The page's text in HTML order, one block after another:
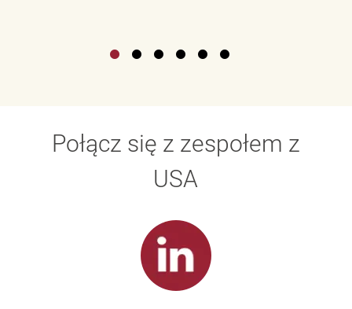
Połącz się z zespołem z
USA